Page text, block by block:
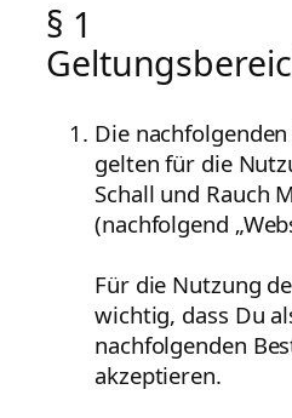
§ 1
Die
gelten für die
Schall und Rauch
(nachfolgend
Für die Nutzung
wichtig, dass Du
nachfolgenden
akzeptieren.